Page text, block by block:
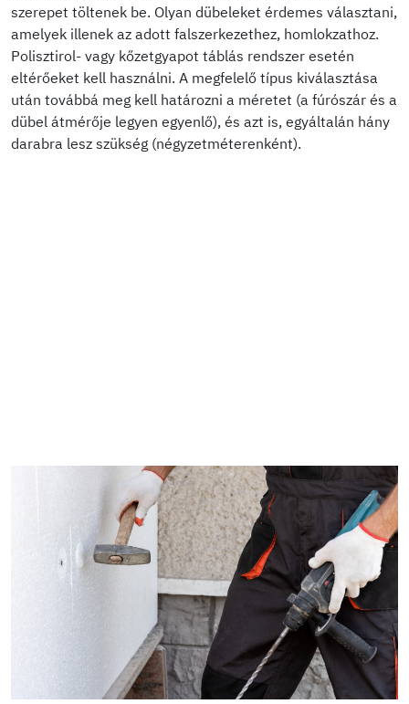
szerepet töltenek be. Olyan dübeleket érdemes választani,
amelyek illenek az adott falszerkezethez, homlokzathoz.
Polisztirol- vagy kőzetgyapot táblás rendszer esetén
eltérőeket kell használni. A megfelelő típus kiválasztása
után továbbá meg kell határozni a méretet (a fúrószár és a
dübel átmérője legyen egyenlő), és azt is, egyáltalán hány
darabra lesz szükség (négyzetméterenként).